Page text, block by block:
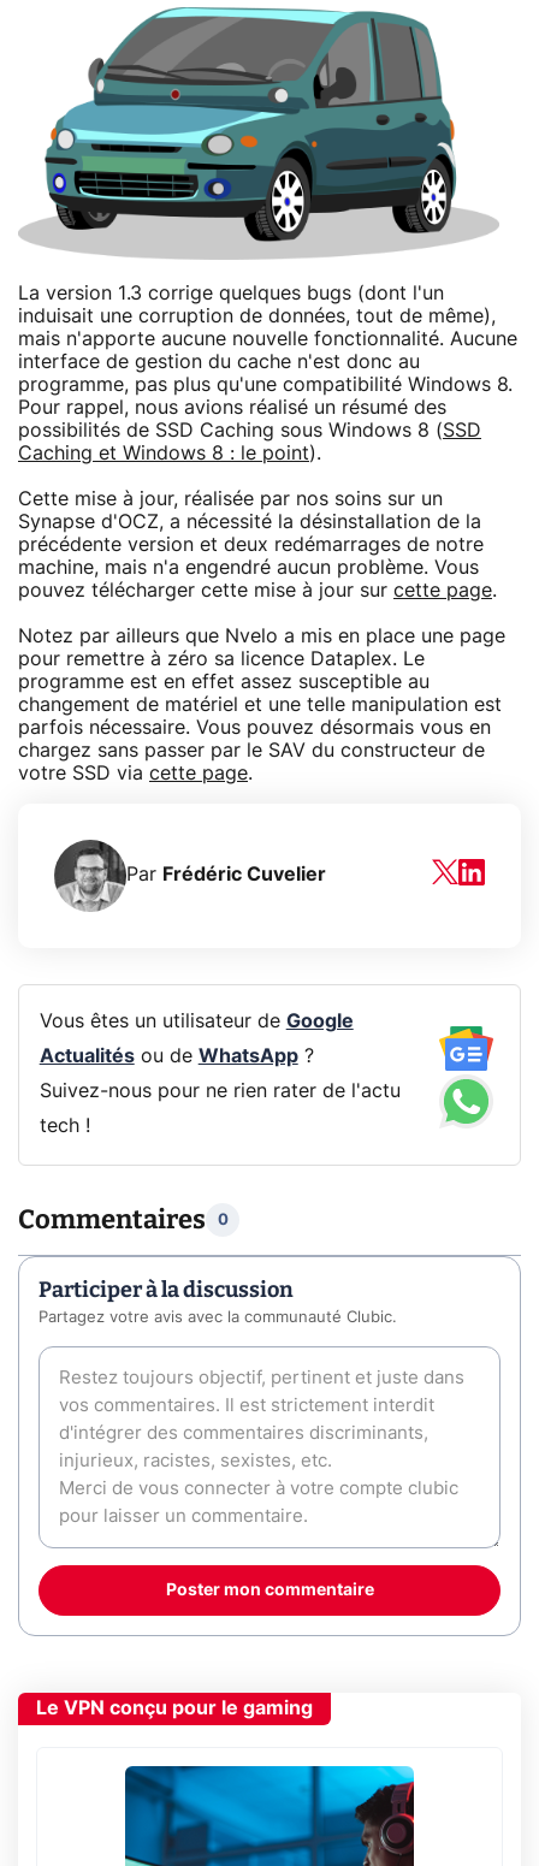
La version 1.3 corrige quelques bugs (dont l'un
induisait une corruption de données, tout de même),
mais n'apporte aucune nouvelle fonctionnalité. Aucune
interface de gestion du cache n'est donc au
programme, pas plus qu'une compatibilité Windows 8.
Pour rappel, nous avions réalisé un résumé des
possibilités de SSD Caching sous Windows 8 (SSD
Caching et Windows 8 : le point).
Cette mise à jour, réalisée par nos soins sur un
Synapse d'OCZ, a nécessité la désinstallation de la
précédente version et deux redémarrages de notre
machine, mais n'a engendré aucun problème. Vous
pouvez télécharger cette mise à jour sur cette page.
Notez par ailleurs que Nvelo a mis en place une page
pour remettre à zéro sa licence Dataplex. Le
programme est en effet assez susceptible au
changement de matériel et une telle manipulation est
parfois nécessaire. Vous pouvez désormais vous en
chargez sans passer par le SAV du constructeur de
votre SSD via cette page.
Par Frédéric Cuvelier
Vous êtes un utilisateur de Google
Actualitésou de WhatsApp?
Suivez-nous pour ne rien rater de l'actu
tech !
Commentaires 0
Participer à la discussion
Partagez votre avis avec la communauté Clubic.
Poster mon commentaire
Le VPN conçu pour le gaming